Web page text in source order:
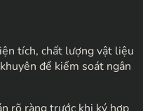
tích, chất lượng vật liệu
để kiểm soát ngân